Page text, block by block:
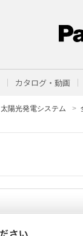
カタログ・動画
太陽光発電システム